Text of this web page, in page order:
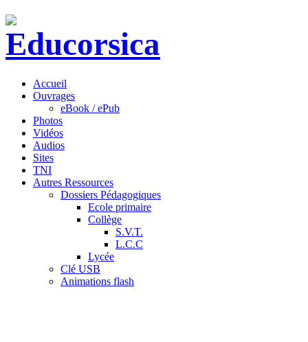
Accueil
Ouvrages
eBook / ePub
Photos
Vidéos
Audios
Sites
TNI
Autres Ressources
Dossiers Pédagogiques
Ecole primaire
Collège
S.V.T.
L.C.C
Lycée
Clé USB
Animations flash